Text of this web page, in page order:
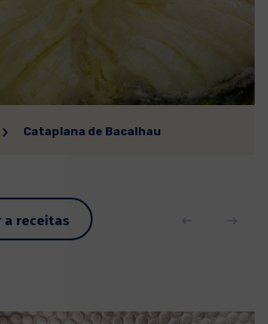
Cataplana de Bacalhau
receitas